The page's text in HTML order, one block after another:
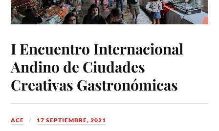
I Encuentro Internacional
Andino de Ciudades
Creativas Gastronómicas
ACE 17 SEPTIEMBRE, 2021